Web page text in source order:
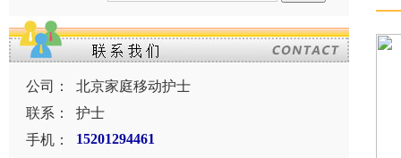
公司：
北京家庭移动护士
联系：
护士
手机：
15201294461